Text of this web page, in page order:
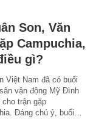
Son, Văn
Campuchia,
gì?
Việt Nam đã có buổi
vận động Mỹ Đình
cho trận gặp
Đáng chú ý, buổi…